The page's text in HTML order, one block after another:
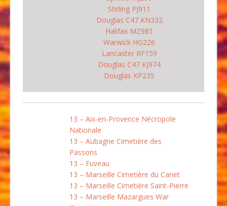
Stirling PJ911
Douglas C47 KN332
Halifax MZ981
Warwick HG226
Lancaster RF159
Douglas C47 KJ974
Douglas KP235
13 – Aix-en-Provence Nécropole
Nationale
13 – Aubagne Cimetière des
Passons
13 – Fuveau
13 – Marseille Cimetière du Canet
13 – Marseille Cimetière Saint-Pierre
13 – Marseille Mazargues War